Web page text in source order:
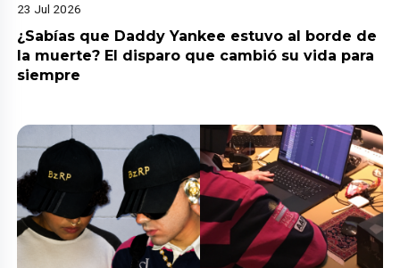
23 Jul 2026
¿Sabías que Daddy Yankee estuvo al borde de
la muerte? El disparo que cambió su vida para
siempre